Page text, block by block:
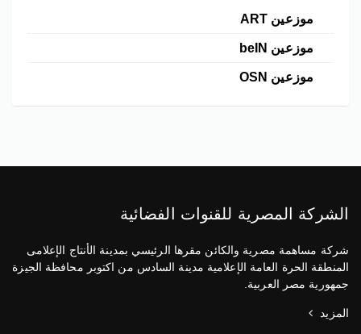
موزعين ART
موزعين beIN
موزعين OSN
الشركة المصرية للقنوات الفضائية
شركة مساهمة مصرية والكائن مقرها الرئيسي بمدينة الأنتاج الإعلامى
المنطقة الحرة العامة الإعلامية مدينة السادس من اكتوبر محافظة الجيزة
جمهورية مصر العربية.
المزيد